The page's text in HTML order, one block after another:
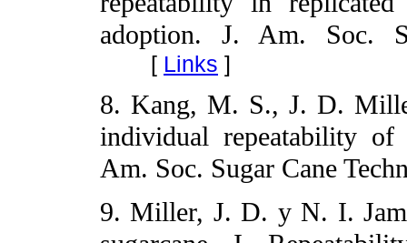
adoption. J. Am. Soc.
[ Links ]
8. Kang, M. S., J. D.
individual repeatability
Am. Soc. Sugar Cane
9. Miller, J. D. y N. I.